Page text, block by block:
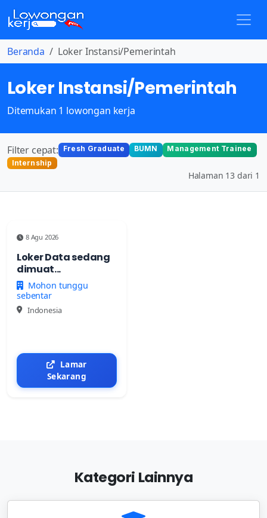
Beranda Loker Instansi/Pemerintah
Loker Instansi/Pemerintah
Ditemukan 1 lowongan kerja
Filter cepat: Fresh Graduate BUMN
Management Trainee
Internship
Halaman 13 dari 1
8 Agu 2026
Loker Data sedang
dimuat...
Mohon tunggu
sebentar
Indonesia
Lamar
Sekarang
Kategori Lainnya